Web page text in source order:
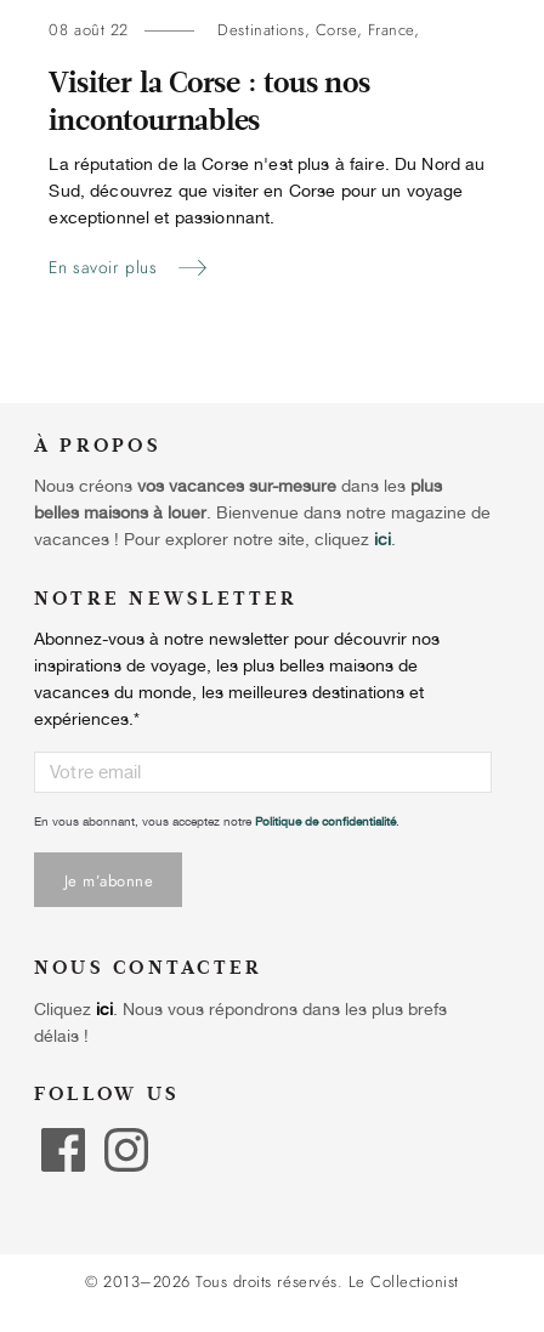
08 août 22 Destinations, Corse, France,
Visiter la Corse : tous nos
incontournables
La réputation de la Corse n'est plus à faire. Du Nord au
Sud, découvrez que visiter en Corse pour un voyage
exceptionnel et passionnant.
En savoir plus
À PROPOS
Nous créons vos vacances sur-mesure dans les plus
belles maisons à louer. Bienvenue dans notre magazine de
vacances ! Pour explorer notre site, cliquez ici.
NOTRE NEWSLETTER
Abonnez-vous à notre newsletter pour découvrir nos
inspirations de voyage, les plus belles maisons de
vacances du monde, les meilleures destinations et
expériences. *
En vous abonnant, vous acceptez notre Politique de confidentialité.
NOUS CONTACTER
Cliquez ici Nous vous répondrons dans les plus brefs
délais !
FOLLOW US
© 2013–2026 Tous droits réservés. Le Collectionist